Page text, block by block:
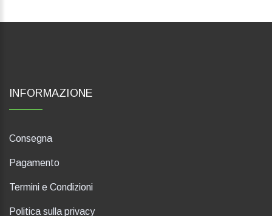
INFORMAZIONE
Consegna
Pagamento
Termini e Condizioni
Politica sulla privacy